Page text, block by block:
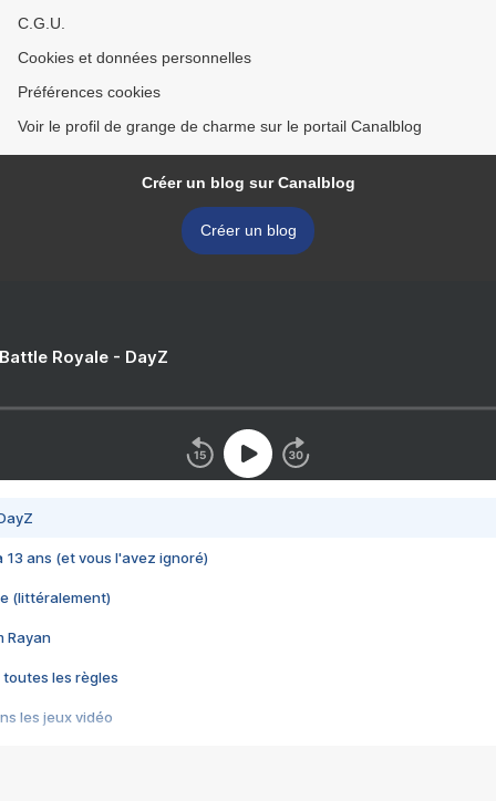
C.G.U.
Cookies et données personnelles
Préférences cookies
Voir le profil de grange de charme sur le portail Canalblog
Créer un blog sur Canalblog
Créer un blog
Royale - DayZ
13 ans (et vous l'avez ignoré)
(littéralement)
Rayan
toutes les règles
les jeux vidéo